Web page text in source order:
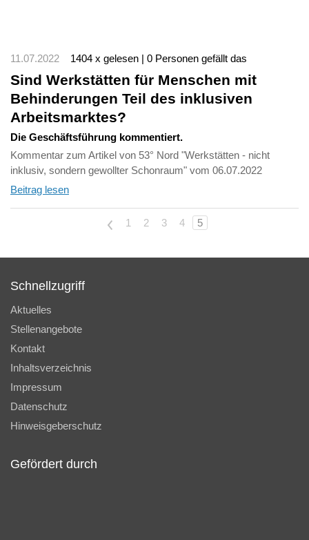
11.07.2022 1404 x gelesen | 0 Personen gefällt das
Sind Werkstätten für Menschen mit
Behinderungen Teil des inklusiven
Arbeitsmarktes?
Die Geschäftsführung kommentiert.
Kommentar zum Artikel von 53° Nord "Werkstätten - nicht
inklusiv, sondern gewollter Schonraum" vom 06.07.2022
Beitrag lesen
< 1 2 3 4 5
Schnellzugriff
Aktuelles
Stellenangebote
Kontakt
Inhaltsverzeichnis
Impressum
Datenschutz
Hinweisgeberschutz
Gefördert durch